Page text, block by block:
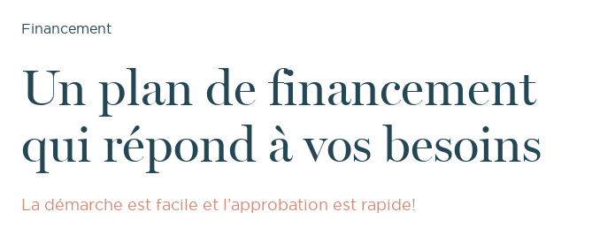
Financement
Un plan de financement
qui répond à vos besoins
La démarche est facile et l’approbation est rapide!